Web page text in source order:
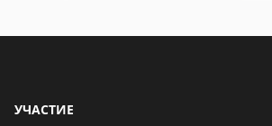
УЧАСТИЕ